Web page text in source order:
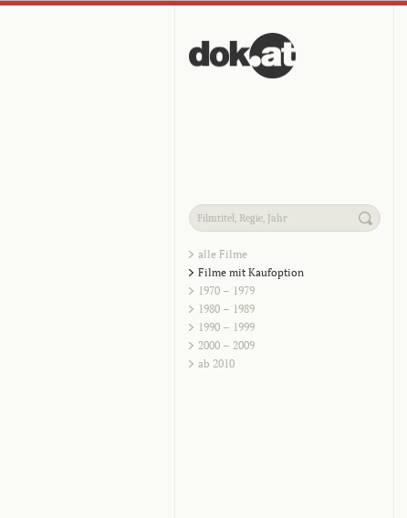
alle Filme
Filme mit Kaufoption
1970 – 1979
1980 – 1989
1990 – 1999
2000 – 2009
ab 2010